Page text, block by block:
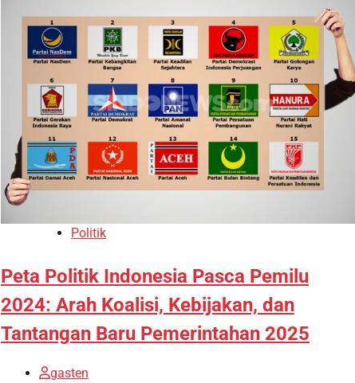
Politik
Peta Politik Indonesia Pasca Pemilu
2024: Arah Koalisi, Kebijakan, dan
Tantangan Baru Pemerintahan 2025
gasten